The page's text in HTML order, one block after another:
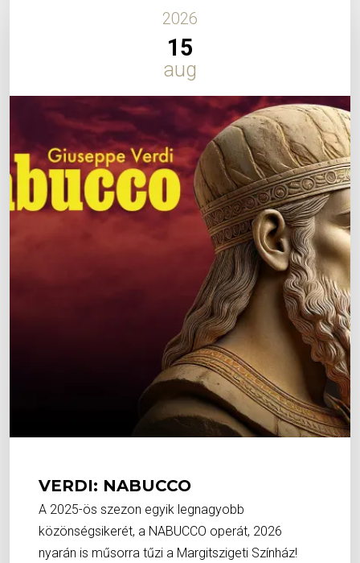
2026
15
aug
VERDI: NABUCCO
A 2025-ös szezon egyik legnagyobb
közönségsikerét, a NABUCCO operát, 2026
nyarán is műsorra tűzi a Margitszigeti Színház!